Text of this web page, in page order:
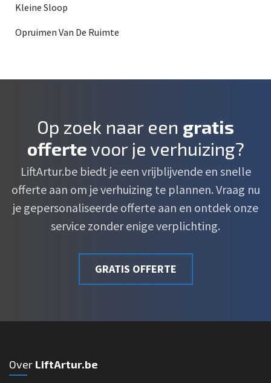
Kleine Sloop
Opruimen Van De Ruimte
Op zoek naar een gratis
offertevoor je verhuizing?
LiftArtur.be biedt je een vrijblijvende en snelle
offerte aan om je verhuizing te plannen. Vraag nu
je gepersonaliseerde offerte aan en ontdek onze
service zonder enige verplichting.
GRATIS OFFERTE
Over LiftArtur.be